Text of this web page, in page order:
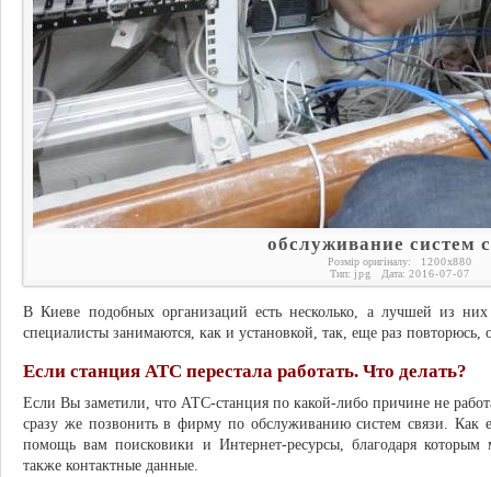
обслуживание систем
Розмір оригіналу: 1200x880
Тип: jpg Дата: 2016-07-07
В Киеве подобных организаций есть несколько, а лучшей из
специалисты занимаются, как и установкой, так, еще раз
Если станция АТС перестала работать. Что делать?
Если Вы заметили, что АТС-станция по какой-либо причине не
сразу же позвонить в фирму по обслуживанию систем связи. Как
помощь вам поисковики и Интернет-ресурсы, благодаря
также контактные данные.